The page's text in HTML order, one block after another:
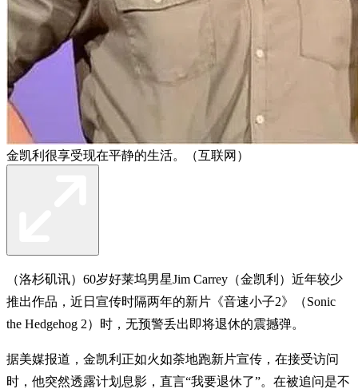
金凯利很享受现在平静的生活。（互联网）
（洛杉矶讯）60岁好莱坞男星Jim Carrey（金凯利）近年较少
推出作品，近日宣传时隔两年的新片《音速小子2》（Sonic
the Hedgehog 2）时，无预警丢出即将退休的震撼弹。
据美媒报道，金凯利正如火如荼地跑新片宣传，在接受访问
时，他突然透露计划息影，直言“我要退休了”。在被追问是不